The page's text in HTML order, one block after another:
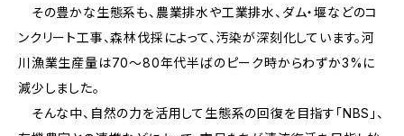
その豊かな生態系も、農業排水や工業排水、ダム・堰などのコ
ンクリート工事、森林伐採によって、汚染が深刻化しています。河
川漁業生産量は70〜80年代半ばのピーク時からわずか3%に
減少しました。
そんな中、自然の力を活用して生態系の回復を目指す「NBS」、